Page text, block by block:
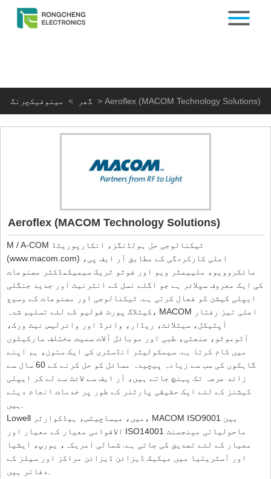
گھر > مینوفیکچرنگ >Aeroflex (MACOM Technology Solutions)
Aeroflex (MACOM Technology Solutions)
M / A-COM ٹیکنالوجی حل ہولڈنگز، انکارپوریٹڈ
(www.macom.com) اعلی کارکردگی کے مطابق آر ایف پی،
مائکروویو، ملییمٹر ویو اور فوٹو ٹریک سیمیکمڈکٹر مصنوعات
کی ایک معروف سپلائر ہے جو اگلے نسل کے انٹرنیٹ اور جدید جنگلی
ایپلی کیشن کو فعال کرتی ہے. ٹیکنالوجی اور مصنوعات کے وسیع
کیٹلاگ پورٹ فولیو کے لئے تسلیم شدہ، MACOM اعلی تیز رفتار
آپٹیکل، سیٹلائٹ، ریڈار، وائرڈ اور وائرلیس نیٹ ورک،
آٹوموٹو، صنعتی، طبی اور موبائل آلات سمیت مختلف مارکیٹوں
میں کام کرتا ہے. سیمکولیٹر انڈسٹری کی ایک ستون، ہم اپنے
گاہکوں کی سب سے زیادہ پیچیدہ مسائل کو حل کرنے کے 60 سال سے
زائد عرصہ تک پہنچ جاتے ہیں، آر ایف سے لائٹ سے لے کر ایپلی
کیشنز کے لئے ایک حقیقی پارٹنر کے طور پر خدمات انجام دیتے
Lowell میں، میساچیٹس، ہیڈکوارٹر، MACOM ISO9001 بین
الاقوامی معیار کے معیار اور ISO14001 ماحولیاتی مینجمنٹ
معیار کے لئے تصدیق کی جاتی ہے. شمالی امریکہ، یورپ، ایشیا
اور آسٹریلیا میں میکیک ڈیزائن ڈیزائن مراکز اور سیلز کے